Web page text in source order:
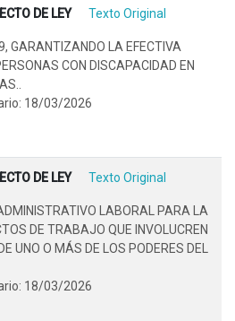
DE LEY Texto Original
GARANTIZANDO LA EFECTIVA
CON DISCAPACIDAD EN
18/03/2026
DE LEY Texto Original
LABORAL PARA LA
DE TRABAJO QUE INVOLUCREN
UNO O MÁS DE LOS PODERES DEL
18/03/2026